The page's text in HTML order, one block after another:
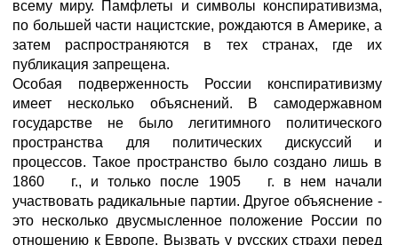
всему миру. Памфлеты и символы конспиративизма,
по большей части нацистские, рождаются в Америке, а
затем распространяются в тех странах, где их
публикация запрещена.
Особая подверженность России конспиративизму
имеет несколько объяснений. В самодержавном
государстве не было легитимного политического
пространства для политических дискуссий и
процессов. Такое пространство было создано лишь в
1860 г., и только после 1905 г. в нем начали
участвовать радикальные партии. Другое объяснение -
это несколько двусмысленное положение России по
отношению к Европе. Вызвать у русских страхи перед